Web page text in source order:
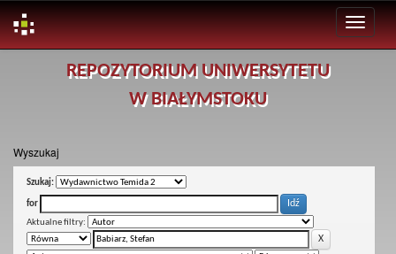
REPOZYTORIUM UNIWERSYTETU
W BIAŁYMSTOKU
Wyszukaj
Szukaj:
for
Aktualne filtry: